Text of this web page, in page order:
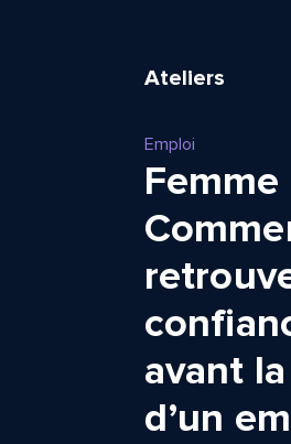
Ateliers
Emploi
avant
d’un